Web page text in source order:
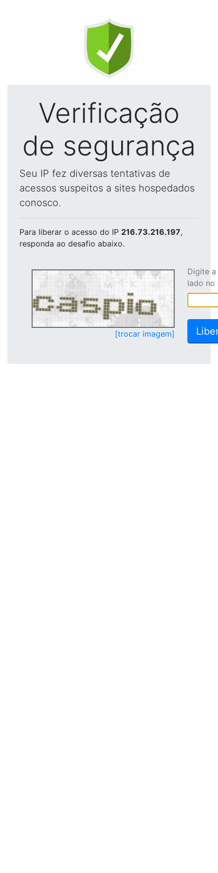
Verificação
de segurança
Seu IP fez diversas tentativas de
acessos suspeitos a sites hospedados
conosco.
Para liberar o acesso do IP 216.73.216.197,
responda ao desafio abaixo.
[trocar imagem]
Digite
lado no